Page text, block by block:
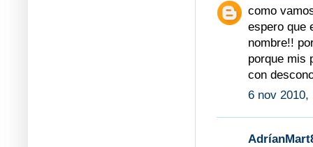
como
espero que
nombre!!
porque mis
con
6 nov 2010,